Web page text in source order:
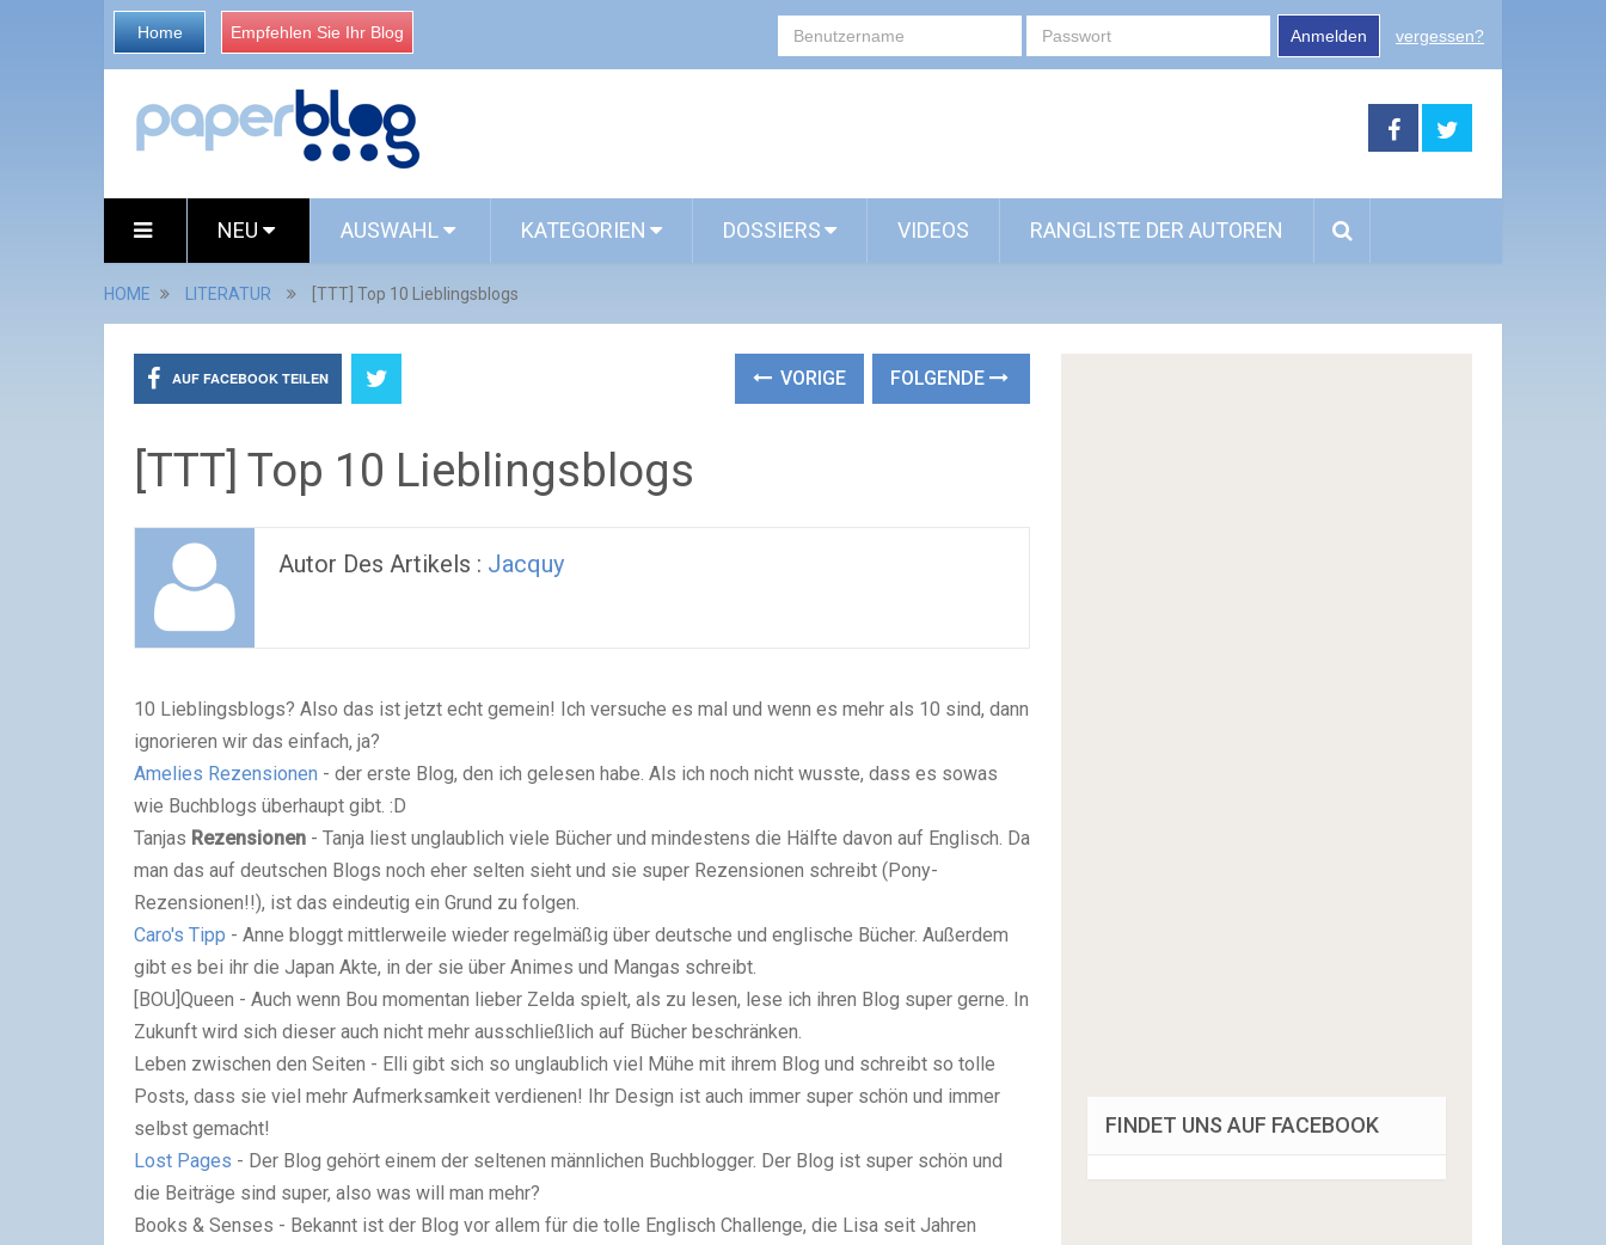
Home Empfehlen Sie Ihr Blog Anmelden vergessen?
NEU AUSWAHL KATEGORIEN DOSSIERS VIDEOS RANGLISTE DER AUTOREN
HOME LITERATUR [TTT] Top 10 Lieblingsblogs
AUF FACEBOOK TEILEN VORIGE FOLGENDE
[TTT] Top 10 Lieblingsblogs
Autor Des Artikels : Jacquy
10 Lieblingsblogs? Also das ist jetzt echt gemein! Ich versuche es mal und wenn es mehr als 10 sind, dann
ignorieren wir das einfach, ja?
Amelies Rezensionen - der erste Blog, den ich gelesen habe. Als ich noch nicht wusste, dass es sowas
wie Buchblogs überhaupt gibt. :D
Tanjas Rezensionen - Tanja liest unglaublich viele Bücher und mindestens die Hälfte davon auf Englisch. Da
man das auf deutschen Blogs noch eher selten sieht und sie super Rezensionen schreibt (Pony-
Rezensionen!!), ist das eindeutig ein Grund zu folgen.
Caro's Tipp - Anne bloggt mittlerweile wieder regelmäßig über deutsche und englische Bücher. Außerdem
gibt es bei ihr die Japan Akte, in der sie über Animes und Mangas schreibt.
[BOU]Queen - Auch wenn Bou momentan lieber Zelda spielt, als zu lesen, lese ich ihren Blog super gerne. In
Zukunft wird sich dieser auch nicht mehr ausschließlich auf Bücher beschränken.
Leben zwischen den Seiten - Elli gibt sich so unglaublich viel Mühe mit ihrem Blog und schreibt so tolle
Posts, dass sie viel mehr Aufmerksamkeit verdienen! Ihr Design ist auch immer super schön und immer
selbst gemacht!
Lost Pages - Der Blog gehört einem der seltenen männlichen Buchblogger. Der Blog ist super schön und
die Beiträge sind super, also was will man mehr?
Books & Senses - Bekannt ist der Blog vor allem für die tolle Englisch Challenge, die Lisa seit Jahren
FINDET UNS AUF FACEBOOK